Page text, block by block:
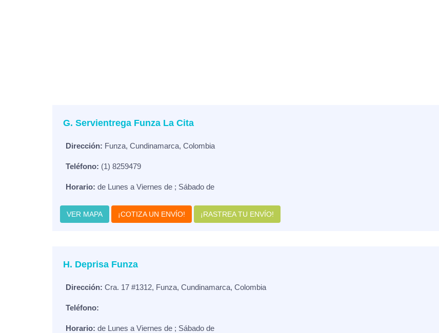
G. Servientrega Funza La Cita
Dirección: Funza, Cundinamarca, Colombia
Teléfono: (1) 8259479
Horario: de Lunes a Viernes de ; Sábado de
VER MAPA ¡COTIZA UN ENVÍO! ¡RASTREA TU ENVÍO!
H. Deprisa Funza
Dirección: Cra. 17 #1312, Funza, Cundinamarca, Colombia
Teléfono:
Horario: de Lunes a Viernes de ; Sábado de